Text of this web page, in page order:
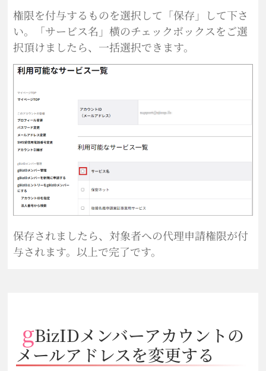
権限を付与するものを選択して「保存」して下さ
い。「サービス名」横のチェックボックスをご選
択頂けましたら、一括選択できます。
保存されましたら、対象者への代理申請権限が付
与されます。以上で完了です。
gBizIDメンバーアカウントの
メールアドレスを変更する